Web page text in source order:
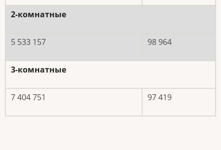
2-комнатные
5 533 157 98 964
3-комнатные
7 404 751 97 419